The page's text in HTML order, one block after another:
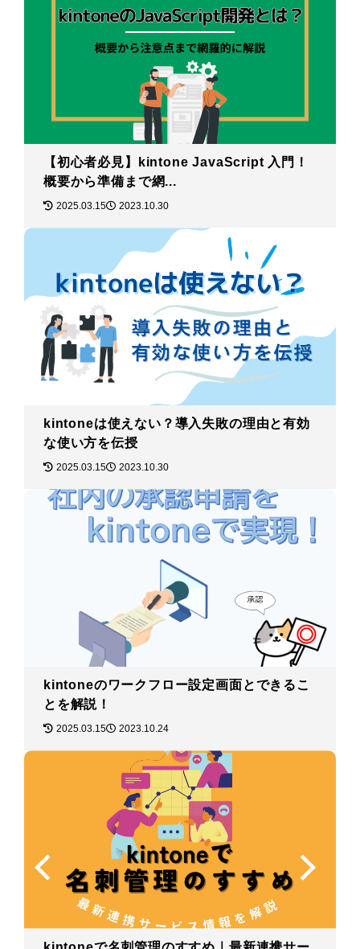
【初心者必見】kintone JavaScript 入門！
概要から準備まで網...
2025.03.15 2023.10.30
kintoneは使えない？導入失敗の理由と有効
な使い方を伝授
2025.03.15 2023.10.30
kintoneのワークフロー設定画面とできるこ
とを解説！
2025.03.15 2023.10.24